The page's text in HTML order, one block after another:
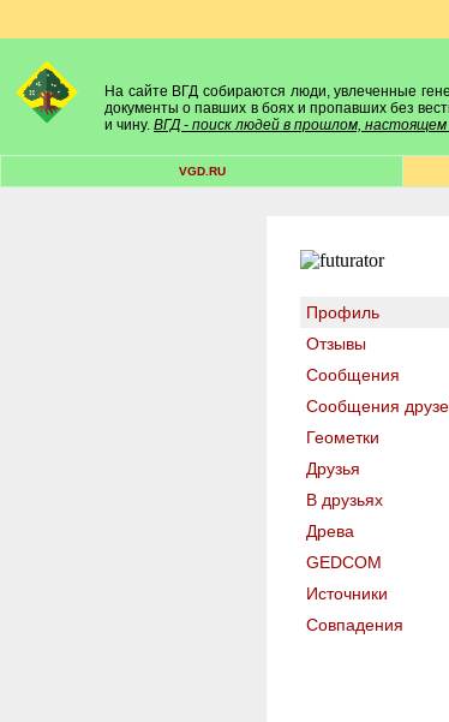
На сайте ВГД собираются люди, увлеченные
документы о павших в боях и пропавших без
и чину. ВГД - поиск людей в прошлом,
VGD.RU
Профиль
Отзывы
Сообщения
Сообщения
Геометки
Друзья
В друзьях
Древа
GEDCOM
Источники
Совпадения